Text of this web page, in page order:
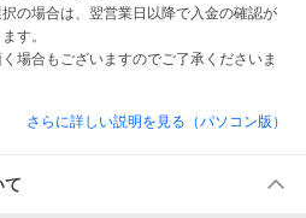
の場合は、翌営業日以降で入金の確認が
す。
場合もございますのでご了承くださいま
さらに詳しい説明を見る（パソコン版）
て